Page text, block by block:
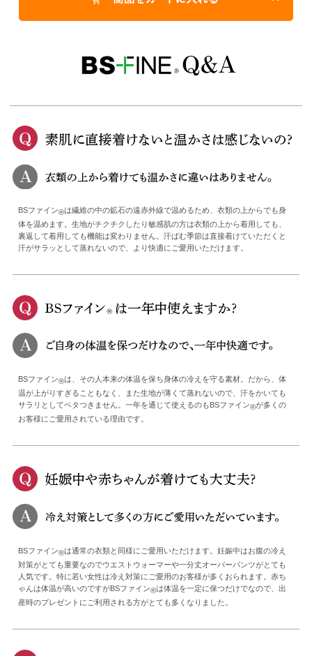
BSファイン®は繊維の中の鉱石の遠赤外線で温めるため、衣類の上からでも身
体を温めます。生地がチクチクしたり敏感肌の方は衣類の上から着用しても、
裏返して着用しても機能は変わりません。汗ばむ季節は直接着けていただくと
汗がサラッとして蒸れないので、より快適にご愛用いただけます。
BSファイン®は、その人本来の体温を保ち身体の冷えを守る素材。だから、体
温が上がりすぎることもなく、また生地が薄くて蒸れないので、汗をかいても
サラリとしてベタつきません。一年を通じて使えるのもBSファイン®が多くの
お客様にご愛用されている理由です。
BSファイン®は通常の衣類と同様にご愛用いただけます。妊娠中はお腹の冷え
対策がとても重要なのでウエストウォーマーや一分丈オーバーパンツがとても
人気です。特に若い女性は冷え対策にご愛用のお客様が多くおられます。赤ち
ゃんは体温が高いのですがBSファイン®は体温を一定に保つだけでなので、出
産時のプレゼントにご利用される方がとても多くなりました。